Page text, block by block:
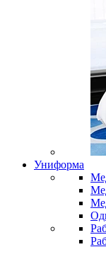
Униформа